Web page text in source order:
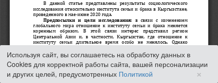
Используя сайт, вы соглашаетесь на обработку данных в
Cookies для корректной работы сайта, вашей персонализации
и других целей, предусмотренных Политикой ×